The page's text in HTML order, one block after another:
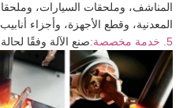
المناشف، وملحقات السيارات،
المعدنية، وقطع الأجهزة، وأجزاء أنابيب
5. خدمة مخصصة:
صنع الآلة وفقًا